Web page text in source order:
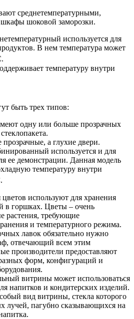
среднетемпературными,
шоковой заморозки.
используется для
В нем температура может
температуру внутри
быть трех типов:
одну или больше прозрачных
а глухие двери.
используется и для
ее демонстрации. Данная модель
температуру внутри
используют для хранения
в горшках. Цветы – очень
растения, требующие
и температурного режима.
лавок обязательно нужно
отвечающий всем этим
производители предоставляют
форм, конфигураций и
витрины может использоваться
напитков и кондитерских изделий.
вид витрины, стекла которого
лучей, пагубно сказывающихся на